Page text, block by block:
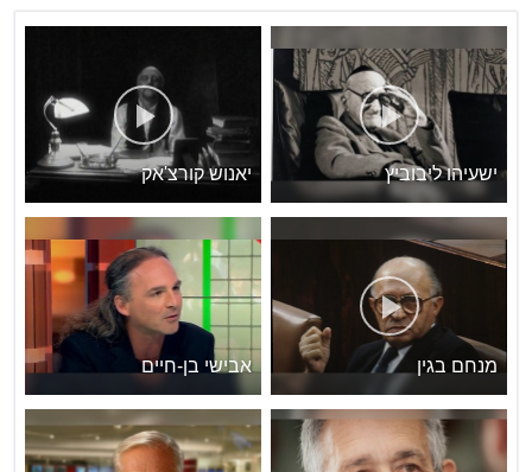
ישעיהו ליבוביץ יאנוש קורצ'אק
מנחם בגין אבישי בן-חיים